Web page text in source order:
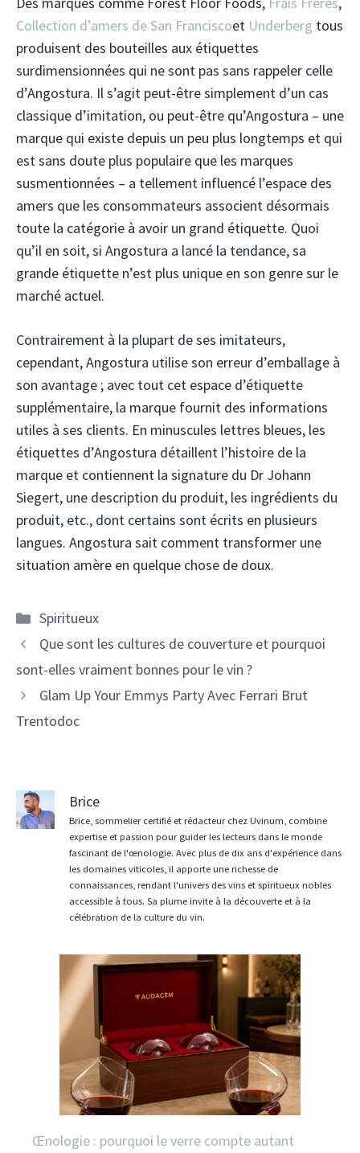
Collection d’amers de San Franciscoet Underberg tous
produisent des bouteilles aux étiquettes
surdimensionnées qui ne sont pas sans rappeler celle
d’Angostura. Il s’agit peut-être simplement d’un cas
classique d’imitation, ou peut-être qu’Angostura – une
marque qui existe depuis un peu plus longtemps et qui
est sans doute plus populaire que les marques
susmentionnées – a tellement influencé l’espace des
amers que les consommateurs associent désormais
toute la catégorie à avoir un grand étiquette. Quoi
qu’il en soit, si Angostura a lancé la tendance, sa
grande étiquette n’est plus unique en son genre sur le
marché actuel.
Contrairement à la plupart de ses imitateurs,
cependant, Angostura utilise son erreur d’emballage à
son avantage ; avec tout cet espace d’étiquette
supplémentaire, la marque fournit des informations
utiles à ses clients. En minuscules lettres bleues, les
étiquettes d’Angostura détaillent l’histoire de la
marque et contiennent la signature du Dr Johann
Siegert, une description du produit, les ingrédients du
produit, etc., dont certains sont écrits en plusieurs
langues. Angostura sait comment transformer une
situation amère en quelque chose de doux.
Catégories
Spiritueux
Navigation
des
Que sont les cultures de couverture et pourquoi
sont-elles vraiment bonnes pour le vin ?
Glam Up Your Emmys Party Avec Ferrari Brut
Trentodoc
Brice
Brice, sommelier certifié et rédacteur chez Uvinum, combine
expertise et passion pour guider les lecteurs dans le monde
fascinant de l'œnologie. Avec plus de dix ans d'expérience dans
les domaines viticoles, il apporte une richesse de
connaissances, rendant l'univers des vins et spiritueux nobles
accessible à tous. Sa plume invite à la découverte et à la
célébration de la culture du vin.
Œnologie : pourquoi le verre compte autant